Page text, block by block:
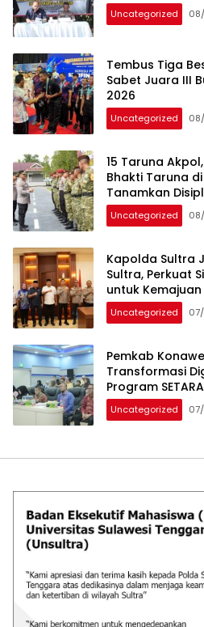
Uncategorized
Tembus Tiga
Sabet Juara III
2026
Uncategorized
15 Taruna
Bhakti Taruna
Tanamkan
Uncategorized
Kapolda Sultra
Sultra, Perkuat
untuk
Uncategorized
Pemkab
Transformasi
Program SETARA
Uncategorized